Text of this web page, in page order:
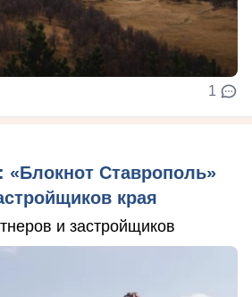
1
«Блокнот Ставрополь»
края
и застройщиков